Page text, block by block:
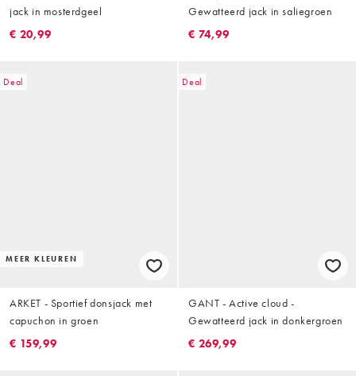
jack in mosterdgeel
€ 20,99
Gewatteerd jack in saliegroen
€ 74,99
Deal
MEER KLEUREN
ARKET - Sportief donsjack met
capuchon in groen
€ 159,99
Deal
GANT - Active cloud -
Gewatteerd jack in donkergroen
€ 269,99